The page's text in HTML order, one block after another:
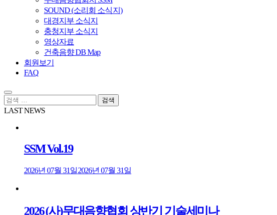
SOUND (소리회 소식지)
대경지부 소식지
충청지부 소식지
영상자료
건축음향 DB Map
회원보기
FAQ
검
색:
LAST NEWS
SSM Vol.19
2026년 07월 31일2026년 07월 31일
2026 (사)무대음향협회 상반기 기술세미나